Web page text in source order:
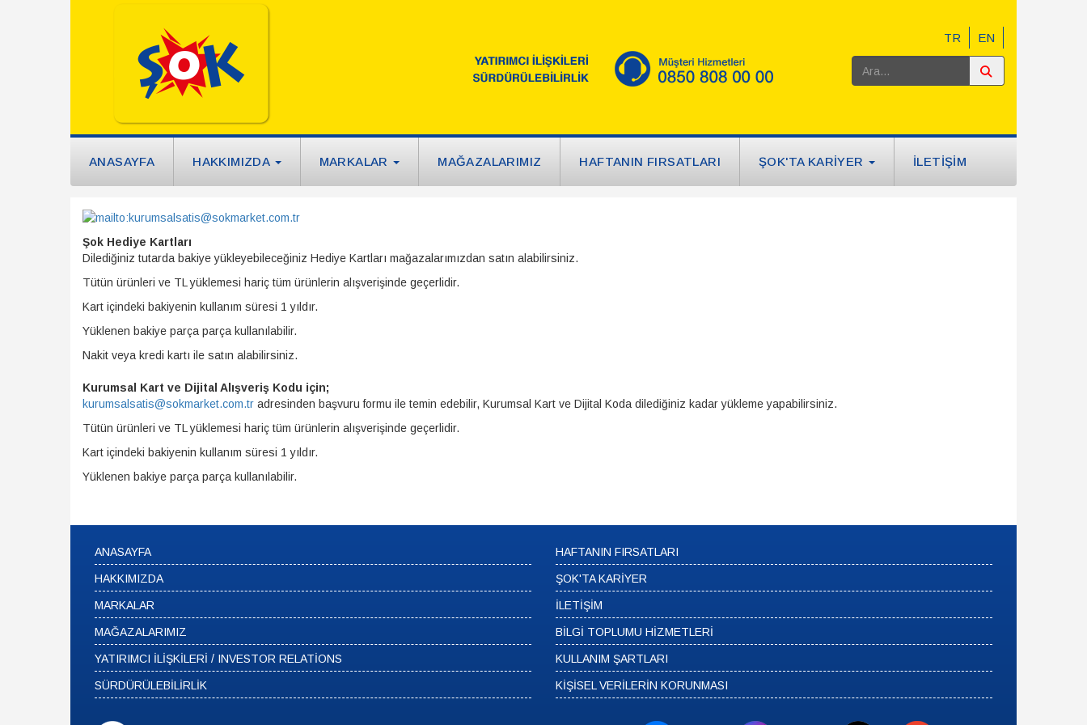
TR EN
ANASAYFA HAKKIMIZDA MARKALAR MAĞAZALARIMIZ HAFTANIN FIRSATLARI ŞOK'TA KARİYER İLETİŞİM
Şok Hediye Kartları
Dilediğiniz tutarda bakiye yükleyebileceğiniz Hediye Kartları mağazalarımızdan satın alabilirsiniz.
Tütün ürünleri ve TL yüklemesi hariç tüm ürünlerin alışverişinde geçerlidir.
Kart içindeki bakiyenin kullanım süresi 1 yıldır.
Yüklenen bakiye parça parça kullanılabilir.
Nakit veya kredi kartı ile satın alabilirsiniz.
Kurumsal Kart ve Dijital Alışveriş Kodu için;
kurumsalsatis@sokmarket.com.tr adresinden başvuru formu ile temin edebilir, Kurumsal Kart ve Dijital Koda dilediğiniz kadar yükleme yapabilirsiniz.
Tütün ürünleri ve TL yüklemesi hariç tüm ürünlerin alışverişinde geçerlidir.
Kart içindeki bakiyenin kullanım süresi 1 yıldır.
Yüklenen bakiye parça parça kullanılabilir.
ANASAYFA
HAKKIMIZDA
MARKALAR
MAĞAZALARIMIZ
YATIRIMCI İLİŞKİLERİ / INVESTOR RELATİONS
SÜRDÜRÜLEBİLİRLİK
HAFTANIN FIRSATLARI
ŞOK'TA KARİYER
İLETİŞİM
BİLGİ TOPLUMU HİZMETLERİ
KULLANIM ŞARTLARI
KİŞİSEL VERİLERİN KORUNMASI